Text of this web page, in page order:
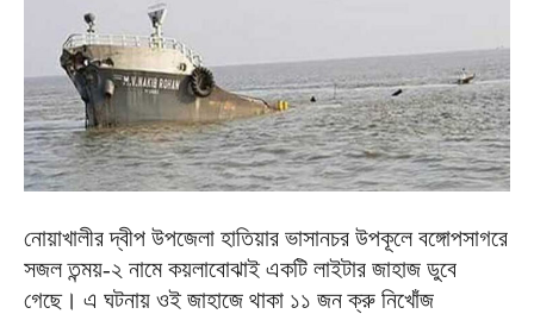
নোয়াখালীর দ্বীপ উপজেলা হাতিয়ার ভাসানচর উপকূলে বঙ্গোপসাগরে
সজল তন্ময়-২ নামে কয়লাবোঝাই একটি লাইটার জাহাজ ডুবে
গেছে। এ ঘটনায় ওই জাহাজে থাকা ১১ জন ক্রু নিখোঁজ